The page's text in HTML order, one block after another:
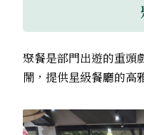
聚餐是部門出遊的重頭
鬧，提供星級餐廳的高